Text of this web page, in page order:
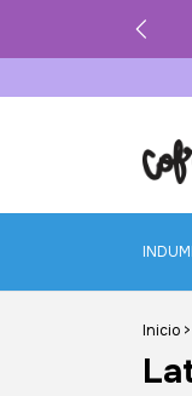
Inicio >